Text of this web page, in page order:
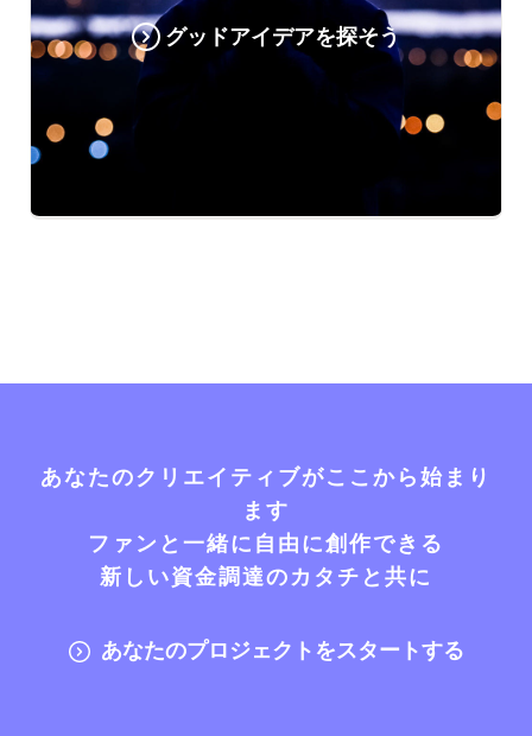
グッドアイデアを探そう
あなたのクリエイティブがここから始まり
ます
ファンと一緒に自由に創作できる
新しい資金調達のカタチと共に
あなたのプロジェクトをスタートする